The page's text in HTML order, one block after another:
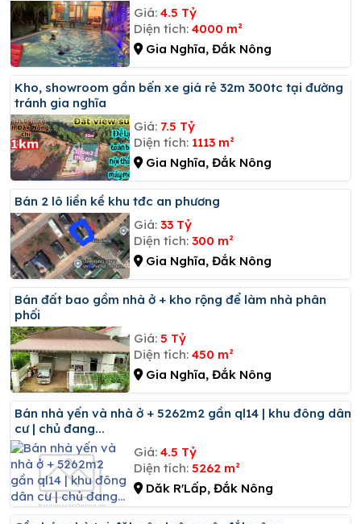
Giá: 4.5 Tỷ
Diện tích: 4000 m²
Gia Nghĩa, Đắk Nông
Kho, showroom gần bến xe giá rẻ 32m 300tc tại đường
tránh gia nghĩa
Giá: 7.5 Tỷ
Diện tích: 1113 m²
Gia Nghĩa, Đắk Nông
Bán 2 lô liền kề khu tđc an phương
Giá: 33 Tỷ
Diện tích: 300 m²
Gia Nghĩa, Đắk Nông
Bán đất bao gồm nhà ở + kho rộng để làm nhà phân
phối
Giá: 5 Tỷ
Diện tích: 450 m²
Gia Nghĩa, Đắk Nông
Bán nhà yến và nhà ở + 5262m2 gần ql14 | khu đông dân
cư | chủ đang...
Giá: 4.5 Tỷ
Diện tích: 5262 m²
Dăk R'Lấp, Đắk Nông